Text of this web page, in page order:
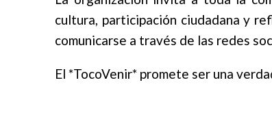
cultura, participación ciudadana y
comunicarse a través de las redes
El *TocoVenir* promete ser una